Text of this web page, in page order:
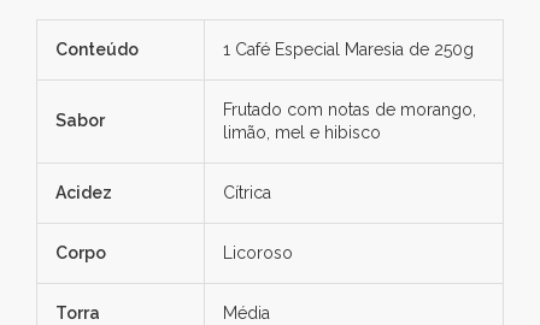
Conteúdo 1 Café Especial Maresia de 250g
Sabor
Frutado com notas de morango,
limão, mel e hibisco
Acidez Cítrica
Corpo Licoroso
Torra Média